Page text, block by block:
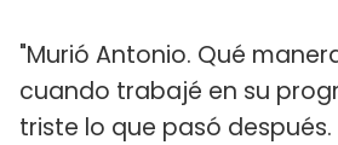
"Murió Antonio. Qué
cuando trabajé en su
triste lo que pasó después.